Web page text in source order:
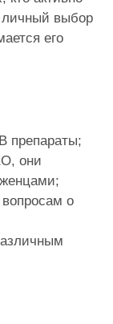
выбор
его
препараты;
они
о